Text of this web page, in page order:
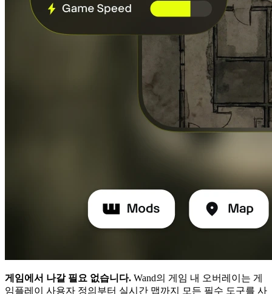
게임에서 나갈 필요 없습니다. Wand의 게임 내 오버레이는 게
임플레이 사용자 정의부터 실시간 맵까지 모든 필수 도구를 사